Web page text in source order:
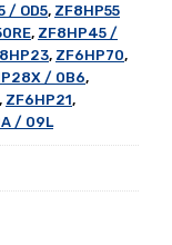
/ OD5, ZF8HP55
, ZF8HP45 /
, ZF6HP70,
/ 0B6,
, ZF6HP21,
/ 09L